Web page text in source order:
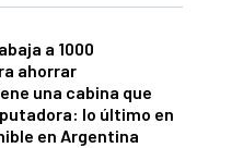
a 1000
ahorrar
una cabina que
lo último en
en Argentina